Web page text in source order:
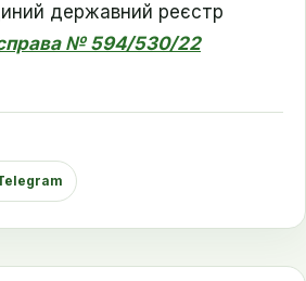
державний реєстр
№ 594/530/22